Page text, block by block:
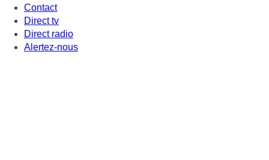
Contact
Direct tv
Direct radio
Alertez-nous